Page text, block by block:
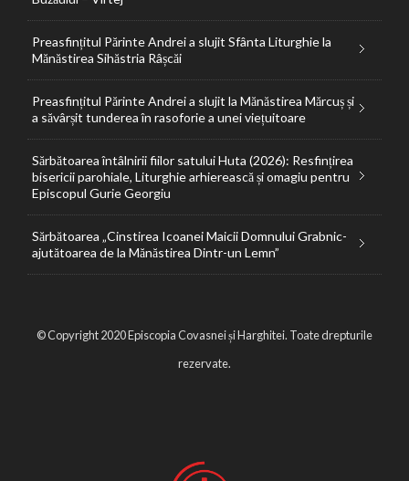
Preasfințitul Părinte Andrei a slujit Sfânta Liturghie la
Mănăstirea Sihăstria Râșcăi
Preasfințitul Părinte Andrei a slujit la Mănăstirea Mărcuș și
a săvârșit tunderea în rasoforie a unei viețuitoare
Sărbătoarea întâlnirii fiilor satului Huta (2026): Resfințirea
bisericii parohiale, Liturghie arhierească și omagiu pentru
Episcopul Gurie Georgiu
Sărbătoarea „Cinstirea Icoanei Maicii Domnului Grabnic-
ajutătoarea de la Mănăstirea Dintr-un Lemn”
© Copyright 2020 Episcopia Covasnei și Harghitei. Toate drepturile
rezervate.